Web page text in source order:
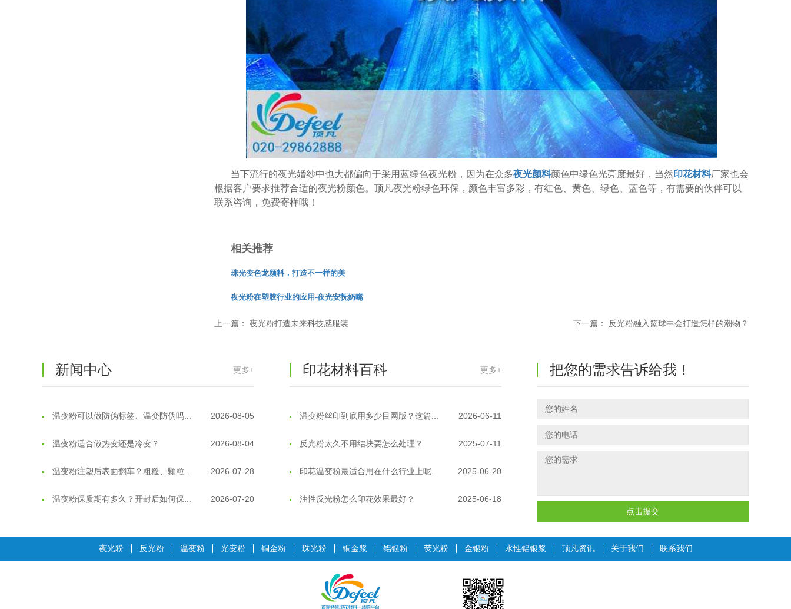
当下流行的夜光婚纱中也大都偏向于采用蓝绿色夜光粉，因为在众多夜光颜料颜色中绿色光亮度最好，当然印花材料厂家也会
根据客户要求推荐合适的夜光粉颜色。顶凡夜光粉绿色环保，颜色丰富多彩，有红色、黄色、绿色、蓝色等，有需要的伙伴可以
联系咨询，免费寄样哦！
相关推荐
珠光变色龙颜料，打造不一样的美
夜光粉在塑胶行业的应用-夜光安抚奶嘴
上一篇：夜光粉打造未来科技感服装 下一篇： 反光粉融入篮球中会打造怎样的潮物？
新闻中心 更多+
温变粉到底怕不怕酸碱和酒精？ 2026-07-09
印花材料百科 更多+
外墙涂料中怎么添加反光粉使用？ 2025-06-05
超细反光粉需要搭配什么胶浆使用？ 2025-06-03
把您的需求告诉给我！
点击提交
夜光粉 反光粉 温变粉 光变粉 铜金粉 珠光粉 铜金浆 铝银粉 荧光粉 金银粉 水性铝银浆 顶凡资讯 关于我们 联系我们